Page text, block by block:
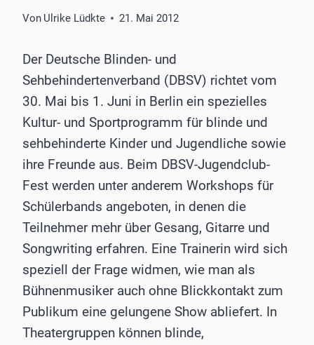
Von Ulrike Lüdkte 21. Mai 2012
Der Deutsche Blinden- und
Sehbehindertenverband (DBSV) richtet vom
30. Mai bis 1. Juni in Berlin ein spezielles
Kultur- und Sportprogramm für blinde und
sehbehinderte Kinder und Jugendliche sowie
ihre Freunde aus. Beim DBSV-Jugendclub-
Fest werden unter anderem Workshops für
Schülerbands angeboten, in denen die
Teilnehmer mehr über Gesang, Gitarre und
Songwriting erfahren. Eine Trainerin wird sich
speziell der Frage widmen, wie man als
Bühnenmusiker auch ohne Blickkontakt zum
Publikum eine gelungene Show abliefert. In
Theatergruppen können blinde,